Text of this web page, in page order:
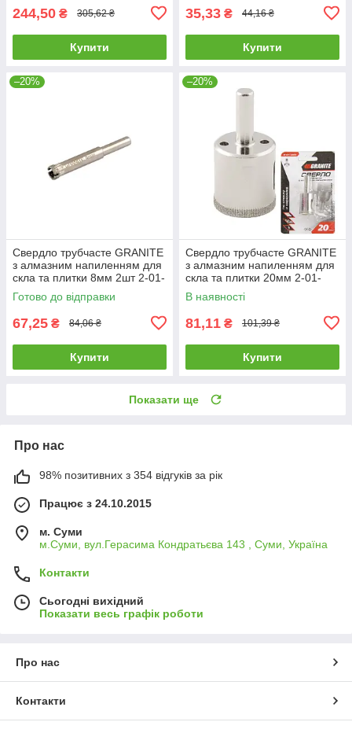
244,50 ₴ 305,62 ₴
Купити
35,33 ₴ 44,16 ₴
Купити
–20%
Свердло трубчасте GRANITE
з алмазним напиленням для
скла та плитки 8мм 2шт 2-01-
208 |Сверло трубчатое
GRANITE с алмазным
Готово до відправки
67,25 ₴ 84,06 ₴
Купити
–20%
Свердло трубчасте GRANITE
з алмазним напиленням для
скла та плитки 20мм 2-01-
220 |Сверло трубчатое
GRANITE с алмазным
В наявності
81,11 ₴ 101,39 ₴
Купити
Показати ще
Про нас
98% позитивних з 354 відгуків за рік
Працює з 24.10.2015
м. Суми
м.Суми, вул.Герасима Кондратьєва 143 , Суми, Україна
Контакти
Сьогодні вихідний
Показати весь графік роботи
Про нас
Контакти